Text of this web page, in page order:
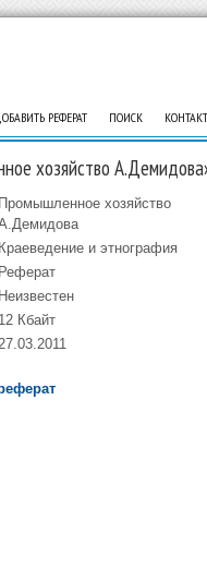
РЕФЕРАТ ПОИСК
хозяйство
Промышленное хозяйство
Краеведение и этнография
Реферат
Неизвестен
12 Кбайт